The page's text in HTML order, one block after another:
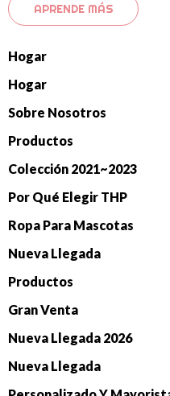
APRENDE MÁS
Hogar
Hogar
Sobre Nosotros
Productos
Colección 2021~2023
Por Qué Elegir THP
Ropa Para Mascotas
Nueva Llegada
Productos
Gran Venta
Nueva Llegada 2026
Nueva Llegada